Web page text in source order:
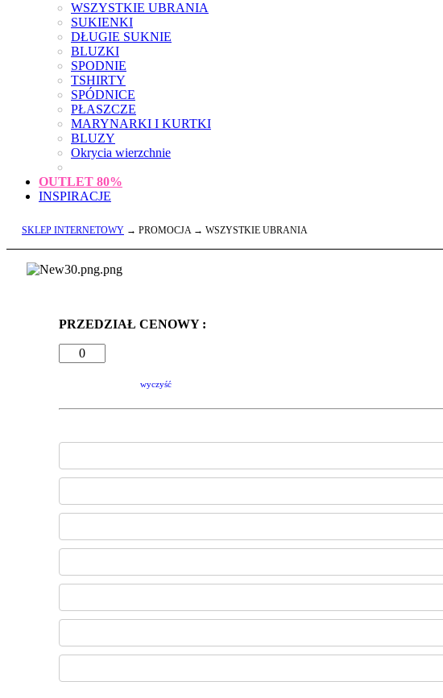
WSZYSTKIE UBRANIA
SUKIENKI
DŁUGIE SUKNIE
BLUZKI
SPODNIE
TSHIRTY
SPÓDNICE
PŁASZCZE
MARYNARKI I KURTKI
BLUZY
Okrycia wierzchnie
OUTLET 80%
INSPIRACJE
SKLEP INTERNETOWY → PROMOCJA → WSZYSTKIE UBRANIA
PRZEDZIAŁ CENOWY :
wyczyść